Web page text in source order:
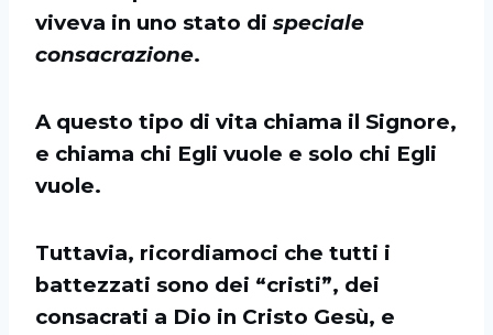
viveva in uno stato di speciale
consacrazione.
A questo tipo di vita chiama il Signore,
e chiama chi Egli vuole e solo chi Egli
vuole.
Tuttavia, ricordiamoci che tutti i
battezzati sono dei “cristi”, dei
consacrati a Dio in Cristo Gesù, e